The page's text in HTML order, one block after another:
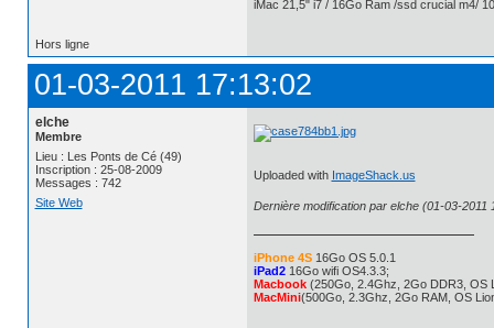
iMac 21,5" i7 / 16Go Ram /ssd crucial m4/
Hors ligne
01-03-2011 17:13:02
elche
Membre
Lieu : Les Ponts de Cé (49)
Inscription : 25-08-2009
Messages : 742
Site Web
Uploaded with ImageShack.us
Dernière modification par elche (01-03-2011
iPhone 4S16Go OS 5.0.1
iPad216Go wifi OS4.3.3;
Macbook (250Go, 2.4Ghz, 2Go DDR3, OS
MacMini(500Go, 2.3Ghz, 2Go RAM, OS